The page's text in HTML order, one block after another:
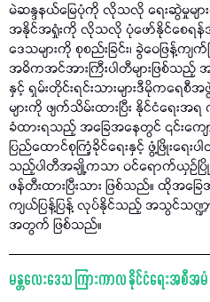
မဲဆန္ဒနယ်မြေပုံကို လိုသလို​ ရေးဆွဲမှုမ
အနိုင်အရှုံးကို လိုသလို ပုံဖော်နိုင်စေရ
ဒေသများကို စုစည်းခြင်း၊ ခွဲဝေဖြန့်
အဓိကအင်အားကြီးပါတီများဖြစ်သည့်​
နှင့် ရှမ်းတိုင်းရင်းသားများဒီမိုကရေ
များကို ဖျက်သိမ်းထားပြီး နိုင်ငံရေး
ခံထားရသည့် အခြေအနေတွင် ၎င်းက
ပြည်ထောင်စုကြံ့ခိုင်ရေးနှင့် ဖွံ့ဖြိုးရေး
သည့်ပါတီအချို့ကသာ ဝင်ရောက်ယှဉ်ပ
ဖန်တီးထားပြီးသား ဖြစ်သည်။ ထိုအ
ကျယ်ပြန့်ပြန့် လုပ်နိုင်သည့် အသွင်သ
အတွက် ဖြစ်သည်။
မန္တလေးဒေသ ကြားကာလ နိုင်ငံရေးအစီအမံ